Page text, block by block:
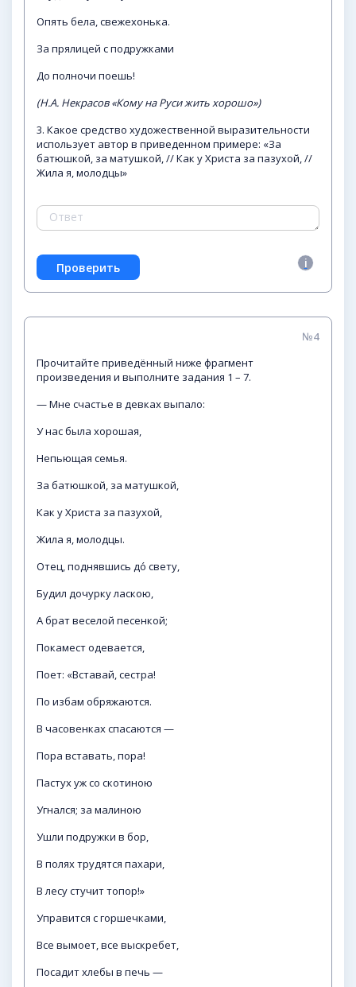
Опять бела, свежехонька.
За прялицей с подружками
До полночи поешь!
(Н.А. Некрасов «Кому на Руси жить хорошо»)
3. Какое средство художественной выразительности
использует автор в приведенном примере: «За
батюшкой, за матушкой, // Как у Христа за пазухой, //
Жила я, молодцы»
№4
Прочитайте приведённый ниже фрагмент
произведения и выполните задания 1 – 7.
— Мне счастье в девках выпало:
У нас была хорошая,
Непьющая семья.
За батюшкой, за матушкой,
Как у Христа за пазухой,
Жила я, молодцы.
Отец, поднявшись до́ свету,
Будил дочурку ласкою,
А брат веселой песенкой;
Покамест одевается,
Поет: «Вставай, сестра!
По избам обряжаются.
В часовенках спасаются —
Пора вставать, пора!
Пастух уж со скотиною
Угнался; за малиною
Ушли подружки в бор,
В полях трудятся пахари,
В лесу стучит топор!»
Управится с горшечками,
Все вымоет, все выскребет,
Посадит хлебы в печь —